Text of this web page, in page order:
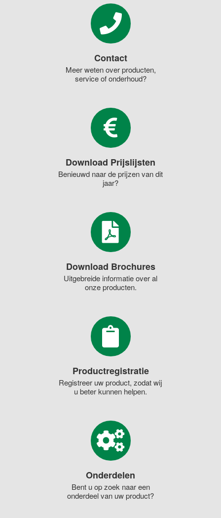
Contact
Meer weten over producten,
service of onderhoud?
Download Prijslijsten
Benieuwd naar de prijzen van dit
jaar?
Download Brochures
Uitgebreide informatie over al
onze producten.
Productregistratie
Registreer uw product, zodat wij
u beter kunnen helpen.
Onderdelen
Bent u op zoek naar een
onderdeel van uw product?